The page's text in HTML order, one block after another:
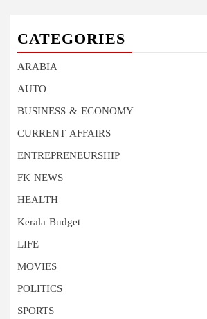
CATEGORIES
ARABIA
AUTO
BUSINESS & ECONOMY
CURRENT AFFAIRS
ENTREPRENEURSHIP
FK NEWS
HEALTH
Kerala Budget
LIFE
MOVIES
POLITICS
SPORTS